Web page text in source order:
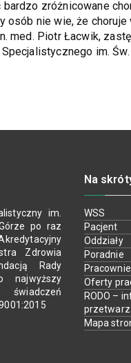
bardzo zróżnicowane
osób nie wie, że
med. Piotr Łacwik,
im. Św.
im.
po raz
Zdrowia
Rady
najwyższy
Na
WSS
Pacjent
Oddziały
Poradnie
Pracownie
Oferty
RODO –
Mapa